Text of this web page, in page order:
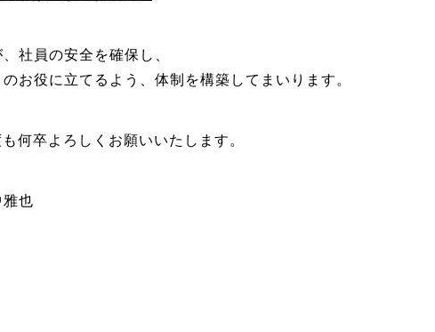
社員の安全を確保し、
お役に立てるよう、体制を構築してまいります。
何卒よろしくお願いいたします。
也